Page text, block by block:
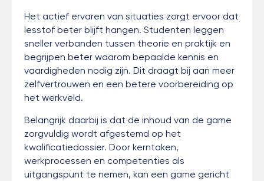
Het actief ervaren van situaties zorgt ervoor dat
lesstof beter blijft hangen. Studenten leggen
sneller verbanden tussen theorie en praktijk en
begrijpen beter waarom bepaalde kennis en
vaardigheden nodig zijn. Dit draagt bij aan meer
zelfvertrouwen en een betere voorbereiding op
het werkveld.
Belangrijk daarbij is dat de inhoud van de game
zorgvuldig wordt afgestemd op het
kwalificatiedossier. Door kerntaken,
werkprocessen en competenties als
uitgangspunt te nemen, kan een game gericht